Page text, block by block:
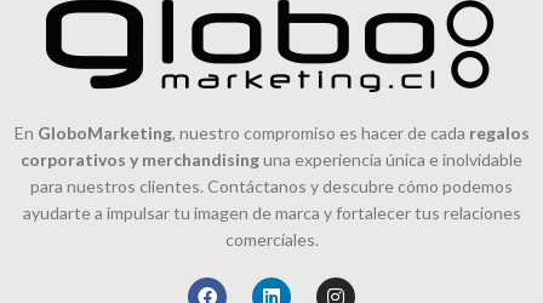
En GloboMarketing, nuestro compromiso es hacer de cada regalos
corporativos y merchandisinguna experiencia única e inolvidable
para nuestros clientes. Contáctanos y descubre cómo podemos
ayudarte a impulsar tu imagen de marca y fortalecer tus relaciones
comerciales.